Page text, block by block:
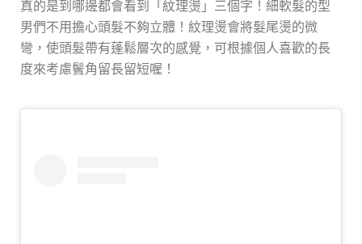
真的是到哪邊都會看到「紋理燙」 三個字！ 細軟髮的型
男們不用擔心頭髮不夠立體！ 紋理燙會將髮尾燙的微
彎，使頭髮帶有蓬鬆層次的感覺，可根據個人喜歡的長
度來考慮鬢角留長留短喔！